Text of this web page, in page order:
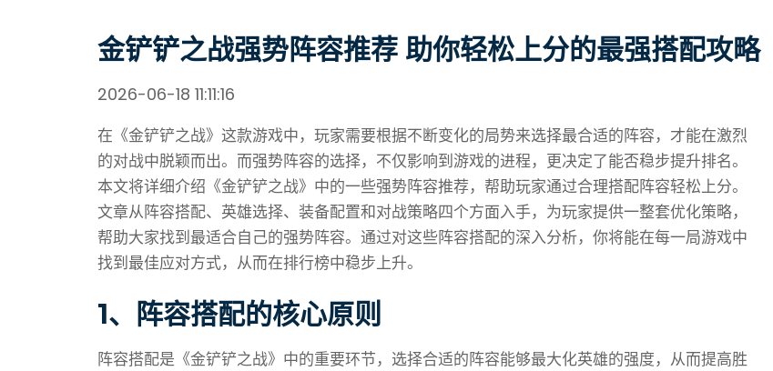
金铲铲之战强势阵容推荐 助你轻松上分的最强搭配攻略
2026-06-18 11:11:16
在《金铲铲之战》这款游戏中，玩家需要根据不断变化的局势来选择最合适的阵容，才能在激烈
的对战中脱颖而出。而强势阵容的选择，不仅影响到游戏的进程，更决定了能否稳步提升排名。
本文将详细介绍《金铲铲之战》中的一些强势阵容推荐，帮助玩家通过合理搭配阵容轻松上分。
文章从阵容搭配、英雄选择、装备配置和对战策略四个方面入手，为玩家提供一整套优化策略，
帮助大家找到最适合自己的强势阵容。通过对这些阵容搭配的深入分析，你将能在每一局游戏中
找到最佳应对方式，从而在排行榜中稳步上升。
1、阵容搭配的核心原则
阵容搭配是《金铲铲之战》中的重要环节，选择合适的阵容能够最大化英雄的强度，从而提高胜